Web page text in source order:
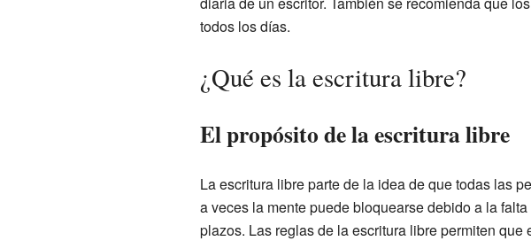
todos los días.
¿Qué es la escritura libre?
El propósito de la escritura libre
La escritura libre parte de la idea de que todas las
a veces la mente puede bloquearse debido a la
plazos. Las reglas de la escritura libre permiten